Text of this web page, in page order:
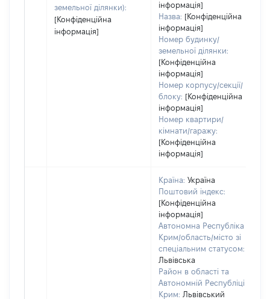
земельної ділянки):
[Конфіденційна
інформація]
інформація]
Назва: [Конфіденційна
інформація]
Номер будинку/
земельної ділянки:
[Конфіденційна
інформація]
Номер корпусу/секції/
блоку: [Конфіденційна
інформація]
Номер квартири/
кімнати/гаражу:
[Конфіденційна
інформація]
Країна: Україна
Поштовий індекс:
[Конфіденційна
інформація]
Автономна Республіка
Крим/область/місто зі
спеціальним статусом:
Львівська
Район в області та
Автономній Республіці
Крим: Львівський